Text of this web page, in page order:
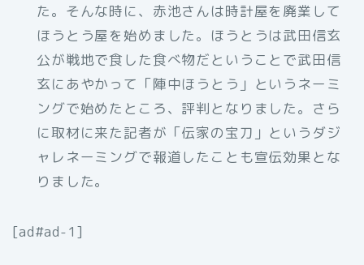
た。そんな時に、赤池さんは時計屋を廃業して
ほうとう屋を始めました。ほうとうは武田信玄
公が戦地で食した食べ物だということで武田信
玄にあやかって「陣中ほうとう」というネーミ
ングで始めたところ、評判となりました。さら
に取材に来た記者が「伝家の宝刀」というダジ
ャレネーミングで報道したことも宣伝効果とな
りました。
[ad#ad-1]